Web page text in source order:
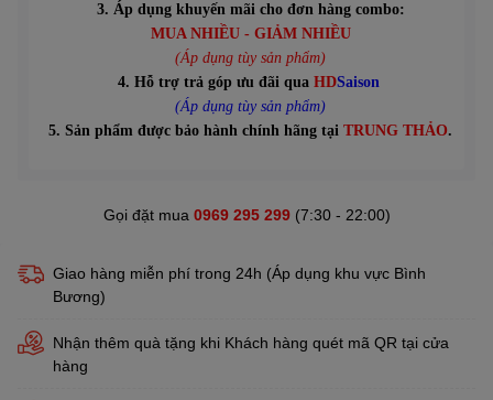
3. Áp dụng khuyến mãi cho đơn hàng combo:
MUA NHIỀU - GIẢM NHIỀU
(Áp dụng tùy sản phẩm)
4. Hỗ trợ trả góp ưu đãi qua HDSaison
(Áp dụng tùy sản phẩm)
5. Sản phẩm được bảo hành chính hãng tại TRUNG THẢO.
Gọi đặt mua 0969 295 299(7:30 - 22:00)
Giao hàng miễn phí trong 24h (Áp dụng khu vực Bình
Bương)
Nhận thêm quà tặng khi Khách hàng quét mã QR tại cửa
hàng